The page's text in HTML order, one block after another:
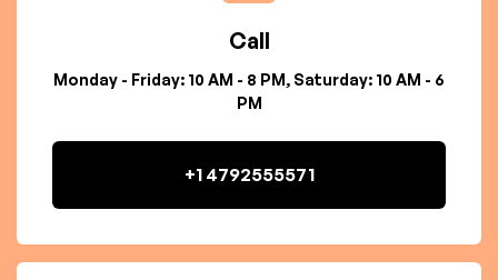
Call
Monday - Friday: 10 AM - 8 PM, Saturday: 10 AM - 6
PM
+1 4792555571